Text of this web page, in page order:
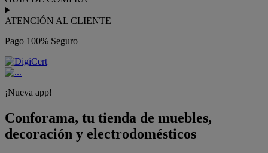
ATENCIÓN AL CLIENTE
Pago 100% Seguro
¡Nueva app!
Conforama, tu tienda de muebles,
decoración y electrodomésticos